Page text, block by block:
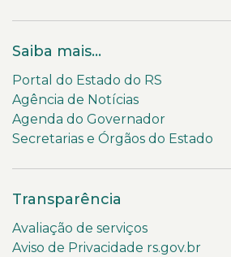
Saiba mais...
Portal do Estado do RS
Agência de Notícias
Agenda do Governador
Secretarias e Órgãos do Estado
Transparência
Avaliação de serviços
Aviso de Privacidade rs.gov.br